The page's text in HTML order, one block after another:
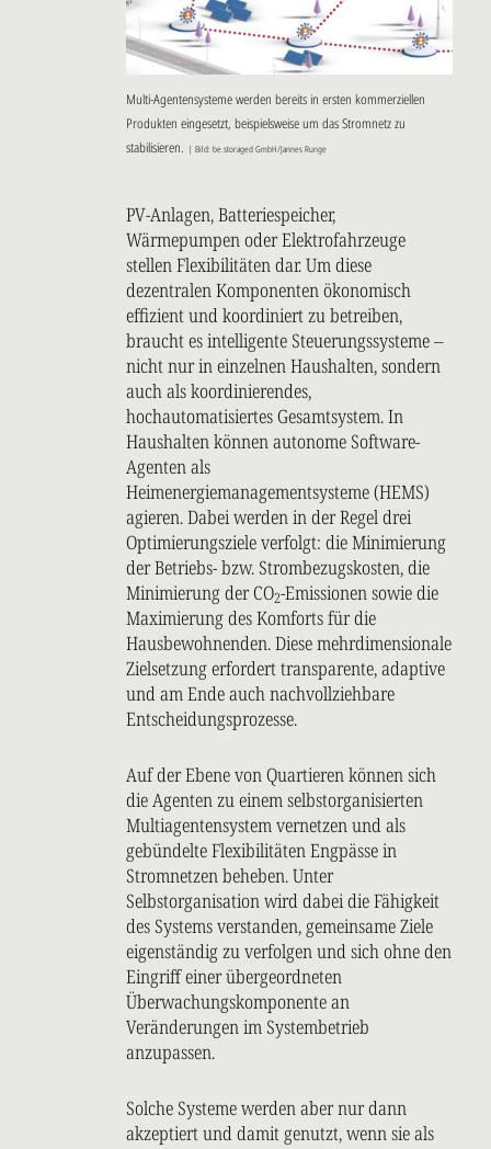
Multi-Agentensysteme werden bereits in ersten kommerziellen
Produkten eingesetzt, beispielsweise um das Stromnetz zu
stabilisieren. | Bild: be.storaged GmbH/Jannes Runge
PV-Anlagen, Batteriespeicher,
Wärmepumpen oder Elektrofahrzeuge
stellen Flexibilitäten dar. Um diese
dezentralen Komponenten ökonomisch
effizient und koordiniert zu betreiben,
braucht es intelligente Steuerungssysteme –
nicht nur in einzelnen Haushalten, sondern
auch als koordinierendes,
hochautomatisiertes Gesamtsystem. In
Haushalten können autonome Software-
Agenten als
Heimenergiemanagementsysteme (HEMS)
agieren. Dabei werden in der Regel drei
Optimierungsziele verfolgt: die Minimierung
der Betriebs- bzw. Strombezugskosten, die
Minimierung der CO2-Emissionen sowie die
Maximierung des Komforts für die
Hausbewohnenden. Diese mehrdimensionale
Zielsetzung erfordert transparente, adaptive
und am Ende auch nachvollziehbare
Entscheidungsprozesse.
Auf der Ebene von Quartieren können sich
die Agenten zu einem selbstorganisierten
Multiagentensystem vernetzen und als
gebündelte Flexibilitäten Engpässe in
Stromnetzen beheben. Unter
Selbstorganisation wird dabei die Fähigkeit
des Systems verstanden, gemeinsame Ziele
eigenständig zu verfolgen und sich ohne den
Eingriff einer übergeordneten
Überwachungskomponente an
Veränderungen im Systembetrieb
anzupassen.
Solche Systeme werden aber nur dann
akzeptiert und damit genutzt, wenn sie als